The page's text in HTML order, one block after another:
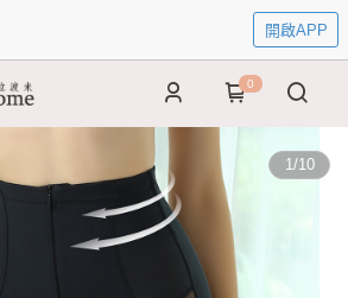
開啟APP
0
1/10